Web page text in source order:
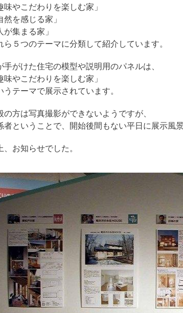
味やこだわりを楽しむ家」
然を感じる家」
が集まる家」
ら５つのテーマに分類して紹介しています。
手がけた住宅の模型や説明用のパネルは、
味やこだわりを楽しむ家」
うテーマで展示されています。
の方は写真撮影ができないようですが、
者ということで、開始後間もない平日に展示風
、お知らせでした。